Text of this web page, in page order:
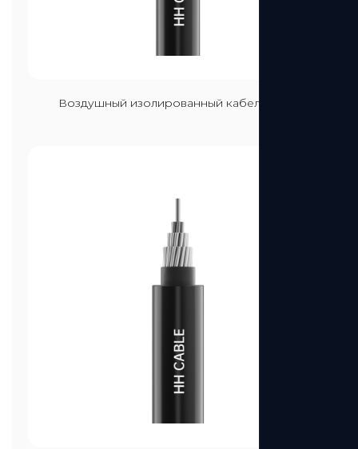
Посмотреть больше
Воздушный изолированный кабель 10 кВ